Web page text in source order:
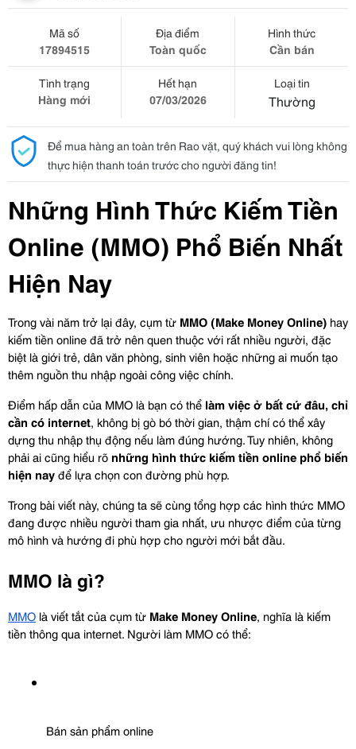
Mã số
17894515
Địa điểm
Toàn quốc
Hình thức
Cần bán
Tình trạng
Hàng mới
Hết hạn
07/03/2026
Loại tin
Thường
Để mua hàng an toàn trên Rao vặt, quý khách vui lòng không
thực hiện thanh toán trước cho người đăng tin!
Những Hình Thức Kiếm Tiền
Online (MMO) Phổ Biến Nhất
Hiện Nay
Trong vài năm trở lại đây, cụm từ MMO (Make Money Online) hay
kiếm tiền online đã trở nên quen thuộc với rất nhiều người, đặc
biệt là giới trẻ, dân văn phòng, sinh viên hoặc những ai muốn tạo
thêm nguồn thu nhập ngoài công việc chính.
Điểm hấp dẫn của MMO là bạn có thể làm việc ở bất cứ đâu, chỉ
cần có internet, không bị gò bó thời gian, thậm chí có thể xây
dựng thu nhập thụ động nếu làm đúng hướng. Tuy nhiên, không
phải ai cũng hiểu rõ những hình thức kiếm tiền online phổ biến
hiện nay để lựa chọn con đường phù hợp.
Trong bài viết này, chúng ta sẽ cùng tổng hợp các hình thức MMO
đang được nhiều người tham gia nhất, ưu nhược điểm của từng
mô hình và hướng đi phù hợp cho người mới bắt đầu.
MMO là gì?
MMO là viết tắt của cụm từ Make Money Online, nghĩa là kiếm
tiền thông qua internet. Người làm MMO có thể:
Bán sản phẩm online